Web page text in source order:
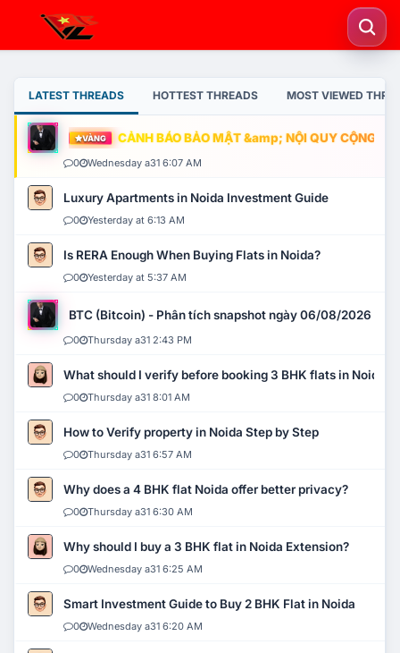
LATEST THREADS HOTTEST THREADS MOST VIEWED
VÀNG CẢNH BÁO BẢO MẬT &amp; NỘI QUY CỘNG
0 Wednesday a31 6:07 AM
Luxury Apartments in Noida Investment Guide
0 Yesterday at 6:13 AM
Is RERA Enough When Buying Flats in Noida?
0 Yesterday at 5:37 AM
BTC (Bitcoin) - Phân tích snapshot ngày 06/08/2026
0 Thursday a31 2:43 PM
What should I verify before booking 3 BHK flats in Noida?
0 Thursday a31 8:01 AM
How to Verify property in Noida Step by Step
0 Thursday a31 6:57 AM
Why does a 4 BHK flat Noida offer better privacy?
0 Thursday a31 6:30 AM
Why should I buy a 3 BHK flat in Noida Extension?
0 Wednesday a31 6:25 AM
Smart Investment Guide to Buy 2 BHK Flat in Noida
0 Wednesday a31 6:20 AM